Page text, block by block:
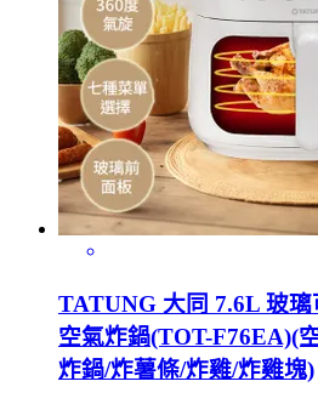
TATUNG 大同 7.6L 玻
空氣炸鍋(TOT-F76EA)(
炸鍋/炸薯條/炸雞/炸雞塊)